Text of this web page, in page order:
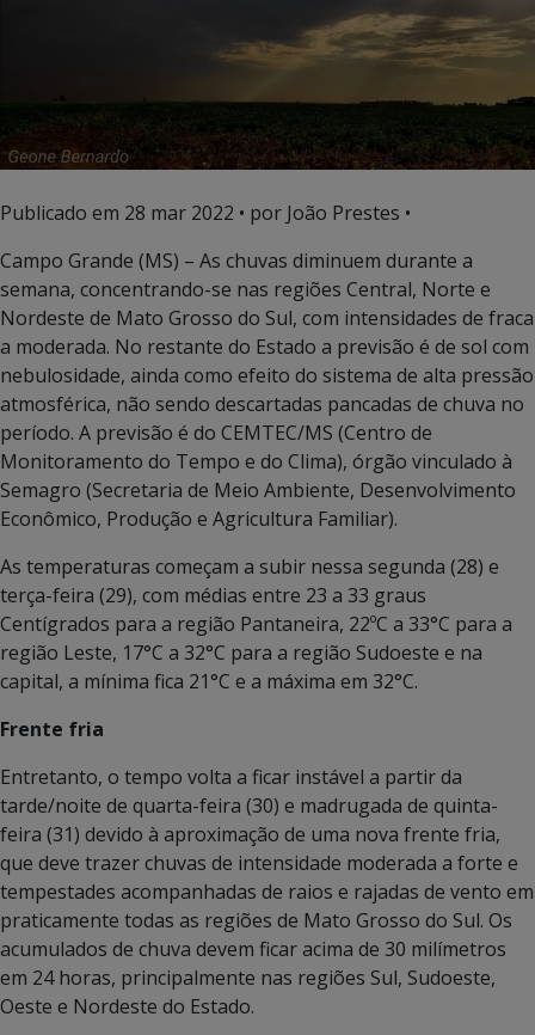
Publicado em 28 mar 2022 • por João Prestes •
Campo Grande (MS) – As chuvas diminuem durante a
semana, concentrando-se nas regiões Central, Norte e
Nordeste de Mato Grosso do Sul, com intensidades de fraca
a moderada. No restante do Estado a previsão é de sol com
nebulosidade, ainda como efeito do sistema de alta pressão
atmosférica, não sendo descartadas pancadas de chuva no
período. A previsão é do CEMTEC/MS (Centro de
Monitoramento do Tempo e do Clima), órgão vinculado à
Semagro (Secretaria de Meio Ambiente, Desenvolvimento
Econômico, Produção e Agricultura Familiar).
As temperaturas começam a subir nessa segunda (28) e
terça-feira (29), com médias entre 23 a 33 graus
Centígrados para a região Pantaneira, 22ºC a 33°C para a
região Leste, 17°C a 32°C para a região Sudoeste e na
capital, a mínima fica 21°C e a máxima em 32°C.
Frente fria
Entretanto, o tempo volta a ficar instável a partir da
tarde/noite de quarta-feira (30) e madrugada de quinta-
feira (31) devido à aproximação de uma nova frente fria,
que deve trazer chuvas de intensidade moderada a forte e
tempestades acompanhadas de raios e rajadas de vento em
praticamente todas as regiões de Mato Grosso do Sul. Os
acumulados de chuva devem ficar acima de 30 milímetros
em 24 horas, principalmente nas regiões Sul, Sudoeste,
Oeste e Nordeste do Estado.